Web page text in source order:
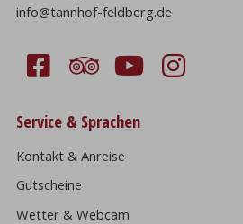
info@tannhof-feldberg.de
Service & Sprachen
Kontakt & Anreise
Gutscheine
Wetter & Webcam